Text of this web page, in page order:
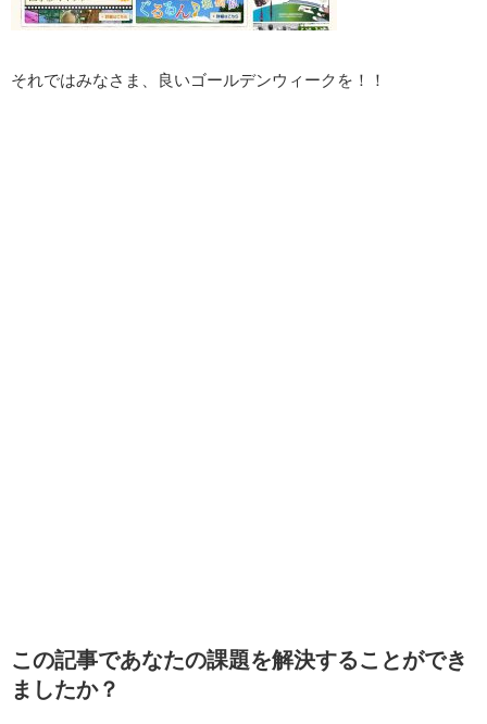
それではみなさま、良いゴールデンウィークを！！
この記事であなたの課題を解決することができ
ましたか？